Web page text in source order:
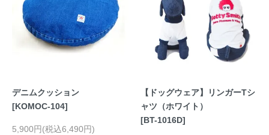
デニムクッション
[KOMOC-104]
5,900円(税込6,490円)
【ドッグウェア】リンガーTシ
ャツ（ホワイト）
[BT-1016D]